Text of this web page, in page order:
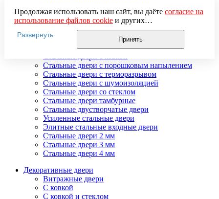
Стальные двери в подъезд
Стальные двери внутреннего открывания
Стальные двери массив
Стальные двери мдф
Стальные двери с зеркалом
Стальные двери с порошковым напылением
Стальные двери с терморазрывом
Стальные двери с шумоизоляцией
Стальные двери со стеклом
Стальные двери тамбурные
Стальные двустворчатые двери
Усиленные стальные двери
Элитные стальные входные двери
Стальные двери 2 мм
Стальные двери 3 мм
Стальные двери 4 мм
Декоративные двери
Витражные двери
С ковкой
С ковкой и стеклом
Продолжая использовать наш сайт, вы даёте согласие на
использование файлов cookieи других
пользовательских данных (включая IP-адрес, сведения о
местоположении, устройстве, действиях на сайте и т. п.)
для функционирования сайта, проведения
использования систем аналитики (например,
Яндекс.Метрика), в соответствии с нашей
обработки персональных данных.
Если вы не хотите, чтобы ваши данные обрабатывались,
настройте ограничения в браузере или покиньте сайт.
Развернуть
Принять